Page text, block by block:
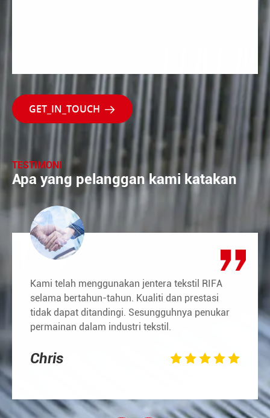

TESTIMONI
Apa yang pelanggan kami katakan
Kami telah menggunakan jentera tekstil RIFA
selama bertahun-tahun. Kualiti dan prestasi
tidak dapat ditandingi. Sesungguhnya penukar
permainan dalam industri tekstil.
Chris 